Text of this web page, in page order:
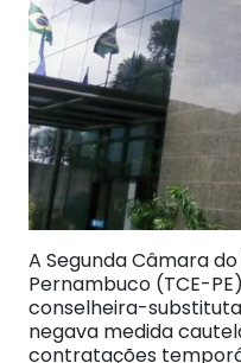
A Segunda Câmara
Pernambuco (TCE-
conselheira-
negava medida
contratações